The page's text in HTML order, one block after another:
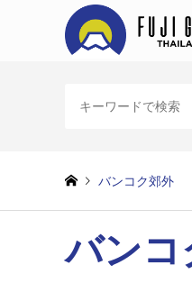
バンコク郊外
バンコ